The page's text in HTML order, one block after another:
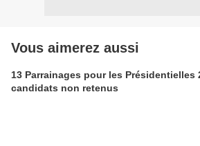
Vous aimerez aussi
13 Parrainages pour les Présidentielles
candidats non retenus